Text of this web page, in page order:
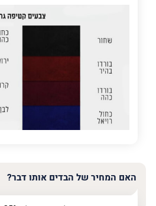
פרט על מה מדובר
האם המחיר של הבדים אותו דבר?